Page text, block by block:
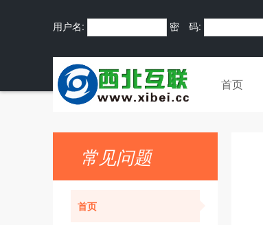
用户名: 密 码:
首页
常见问题
首页